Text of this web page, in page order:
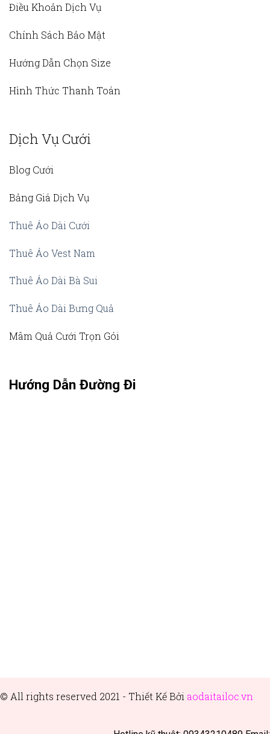
Điều Khoản Dịch Vụ
Chính Sách Bảo Mật
Hướng Dẫn Chọn Size
Hình Thức Thanh Toán
Dịch Vụ Cưới
Blog Cưới
Bảng Giá Dịch Vụ
Thuê Áo Dài Cưới
Thuê Áo Vest Nam
Thuê Áo Dài Bà Sui
Thuê Áo Dài Bưng Quả
Mâm Quả Cưới Trọn Gói
Hướng Dẫn Đường Đi
© All rights reserved 2021 - Thiết Kế Bởi aodaitailoc.vn